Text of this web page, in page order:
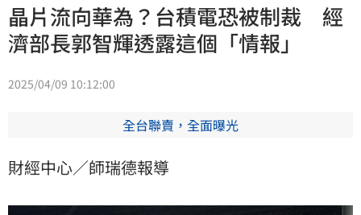
晶片流向華為？台積電恐被制裁 經
濟部長郭智輝透露這個「情報」
2025/04/09 10:12:00
全台聯賣，全面曝光
財經中心／師瑞德報導